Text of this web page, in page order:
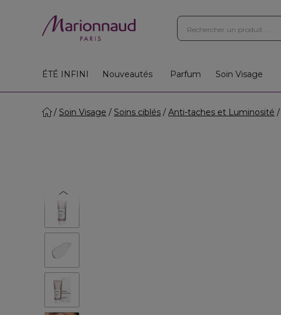
ÉTÉ INFINI
Nouveautés Parfum Soin Visage
Soin Visage Soins ciblés Anti-taches et Luminosité